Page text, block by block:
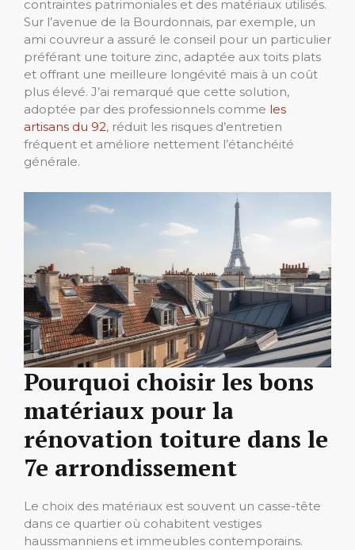
contraintes patrimoniales et des matériaux utilisés.
Sur l’avenue de la Bourdonnais, par exemple, un
ami couvreur a assuré le conseil pour un particulier
préférant une toiture zinc, adaptée aux toits plats
et offrant une meilleure longévité mais à un coût
plus élevé. J’ai remarqué que cette solution,
adoptée par des professionnels comme les
artisans du 92, réduit les risques d’entretien
fréquent et améliore nettement l’étanchéité
générale.
Pourquoi choisir les bons
matériaux pour la
rénovation toiture dans le
7e arrondissement
Le choix des matériaux est souvent un casse-tête
dans ce quartier où cohabitent vestiges
haussmanniens et immeubles contemporains.